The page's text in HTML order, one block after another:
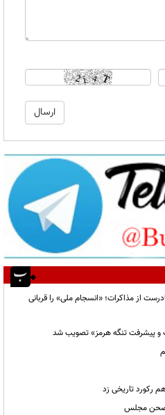
از مذاکرات؛ «انسجام ملی» را قربانی
و پیشرفت تنگه هرمز» تصویب شد
صحن مجلس